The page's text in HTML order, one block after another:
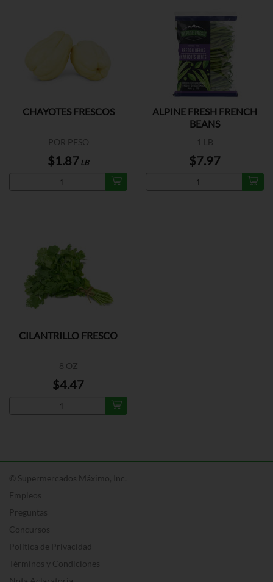
CHAYOTES FRESCOS
POR PESO
$1.87 LB
ALPINE FRESH FRENCH
BEANS
1 LB
$7.97
CILANTRILLO FRESCO
8 OZ
$4.47
© Supermercados Máximo, Inc.
Empleos
Preguntas
Concursos
Política de Privacidad
Términos y Condiciones